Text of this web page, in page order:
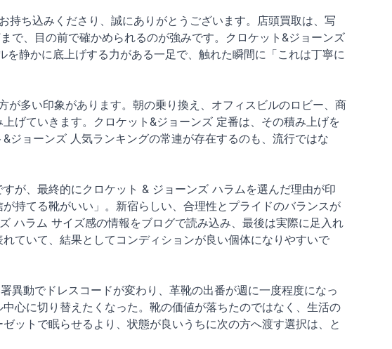
ち込みくださり、誠にありがとうございます。店頭買取は、写
で、目の前で確かめられるのが強みです。クロケット&ジョーンズ
静かに底上げする力がある一足で、触れた瞬間に「これは丁寧に
が多い印象があります。朝の乗り換え、オフィスビルのロビー、商
げていきます。クロケット&ジョーンズ 定番は、その積み上げを
ジョーンズ 人気ランキングの常連が存在するのも、流行ではな
が、最終的にクロケット & ジョーンズ ハラムを選んだ理由が印
持てる靴がいい」。新宿らしい、合理性とプライドのバランスが
ハラム サイズ感の情報をブログで読み込み、最後は実際に足入れ
ていて、結果としてコンディションが良い個体になりやすいで
異動でドレスコードが変わり、革靴の出番が週に一度程度になっ
心に切り替えたくなった。靴の価値が落ちたのではなく、生活の
ットで眠らせるより、状態が良いうちに次の方へ渡す選択は、と